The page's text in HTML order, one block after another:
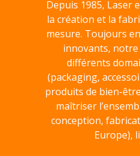
Depuis 1985, Laser
la création et la
mesure. Toujours
innovants,
différents
(packaging,
produits de bien-
maîtriser
conception,
Europe),